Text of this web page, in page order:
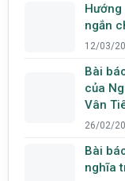
ngắn
12/03/
Bài
của
Vân
26/02/
Bài
nghĩa